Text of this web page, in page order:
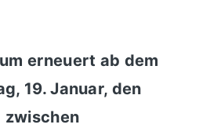
erneuert ab dem
19. Januar, den
zwischen